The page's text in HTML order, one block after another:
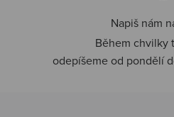
Napiš nám
Během chvilky
odepíšeme od pondělí